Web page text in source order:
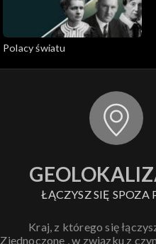
Polacy światu
ŁĄCZYSZ SIĘ SPOZA
Kraj, z którego się
Zjednoczone , w związku z